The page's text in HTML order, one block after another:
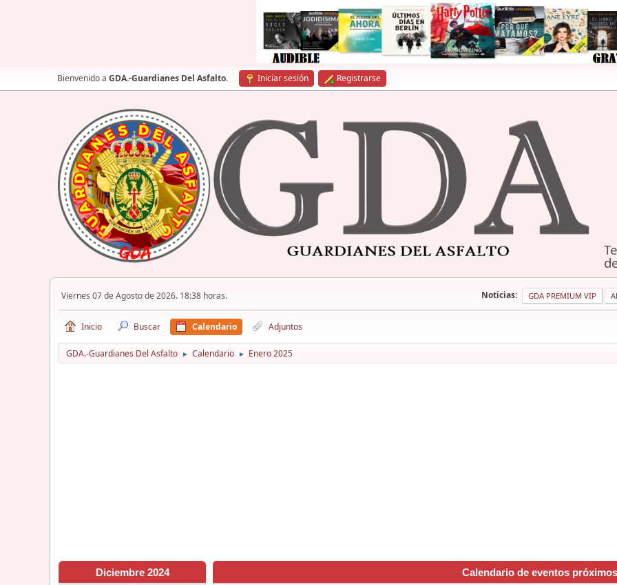
Bienvenido a GDA.-Guardianes Del Asfalto. Iniciar sesión Registrarse
Viernes 07 de Agosto de 2026. 18:38 horas. Noticias: GDA PREMIUM VIP
Inicio Buscar Calendario Adjuntos
GDA.-Guardianes Del Asfalto ► Calendario ► Enero 2025
Diciembre 2024 Calendario de eventos próximos